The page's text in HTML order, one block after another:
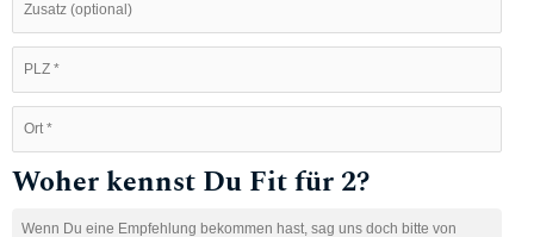
Woher kennst Du Fit für 2?